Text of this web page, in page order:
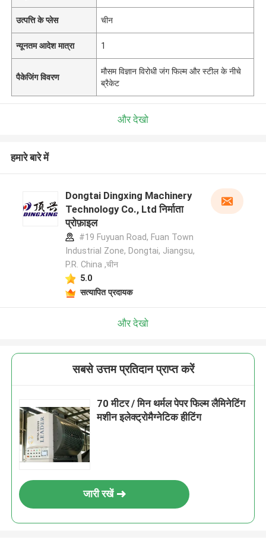
उत्पत्ति के प्लेस चीन
न्यूनतम आदेश मात्रा 1
पैकेजिंग विवरण
मौसम विज्ञान विरोधी जंग फिल्म और स्टील के नीचे
ब्रैकेट
और देखो
हमारे बारे में
Dongtai Dingxing Machinery
Technology Co., Ltd निर्माता
प्रोफ़ाइल
#19 Fuyuan Road, Fuan Town
Industrial Zone, Dongtai, Jiangsu,
P.R. China ,चीन
5.0
सत्यापित प्रदायक
और देखो
सबसे उत्तम प्रतिदान प्राप्त करें
70 मीटर / मिन थर्मल पेपर फिल्म लैमिनेटिंग
मशीन इलेक्ट्रोमैग्नेटिक हीटिंग
जारी रखें